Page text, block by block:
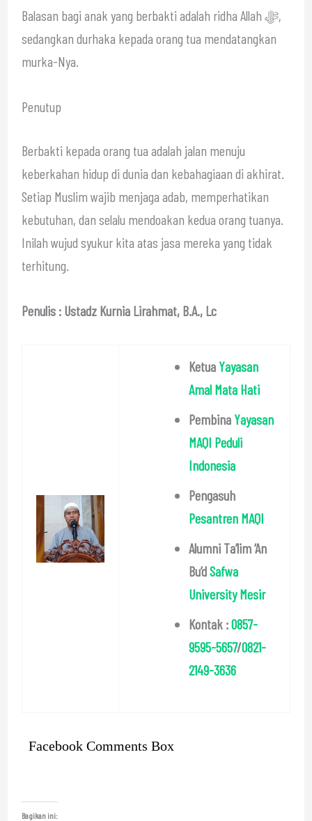
Balasan bagi anak yang berbakti adalah ridha Allah ﷻ,
sedangkan durhaka kepada orang tua mendatangkan
murka-Nya.
Penutup
Berbakti kepada orang tua adalah jalan menuju
keberkahan hidup di dunia dan kebahagiaan di akhirat.
Setiap Muslim wajib menjaga adab, memperhatikan
kebutuhan, dan selalu mendoakan kedua orang tuanya.
Inilah wujud syukur kita atas jasa mereka yang tidak
terhitung.
Penulis : Ustadz Kurnia Lirahmat, B.A., Lc
Ketua Yayasan
Amal Mata Hati
Pembina Yayasan
MAQI Peduli
Indonesia
Pengasuh
Pesantren MAQI
Alumni Ta’lim ‘An
Bu’dSafwa
University Mesir
Kontak :0857-
9595-5657/0821-
2149-3636
Facebook Comments Box
Bagikan ini: